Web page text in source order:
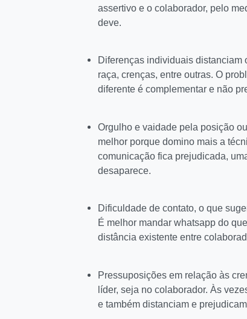
assertivo e o colaborador, pelo
deve.
Diferenças individuais distanciam
raça, crenças, entre outras. O
diferente é complementar e não
Orgulho e vaidade pela posição
melhor porque domino mais a
comunicação fica prejudicada,
desaparece.
Dificuldade de contato, o que
É melhor mandar whatsapp do
distância existente entre
Pressuposições em relação às
líder, seja no colaborador. Às
e também distanciam e